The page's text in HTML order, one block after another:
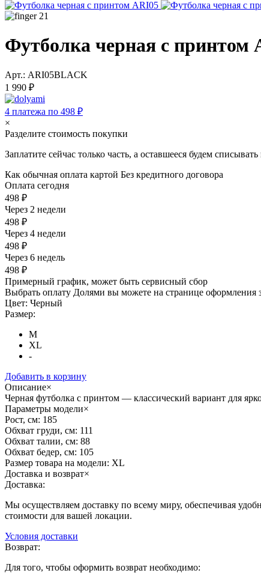
21
Футболка черная с принтом
Арт.: ARI05BLACK
1 990 ₽
4 платежа по 498 ₽
×
Разделите стоимость покупки
Заплатите сейчас только часть, а оставшееся будем
Как обычная оплата картой Без кредитного договора
Оплата сегодня
498 ₽
Через 2 недели
498 ₽
Через 4 недели
498 ₽
Через 6 недель
498 ₽
Примерный график, может быть сервисный сбор
Выбрать оплату Долями вы можете на странице оформления
Цвет: Черный
Размер:
M
XL
-
Добавить в корзину
Описание×
Черная футболка с принтом — классический вариант для
Параметры модели×
Рост, см: 185
Обхват груди, см: 111
Обхват талии, см: 88
Обхват бедер, см: 105
Размер товара на модели: XL
Доставка и возврат×
Доставка:
Мы осуществляем доставку по всему миру, обеспечивая
стоимости для вашей локации.
Условия доставки
Возврат:
Для того, чтобы оформить возврат необходимо: